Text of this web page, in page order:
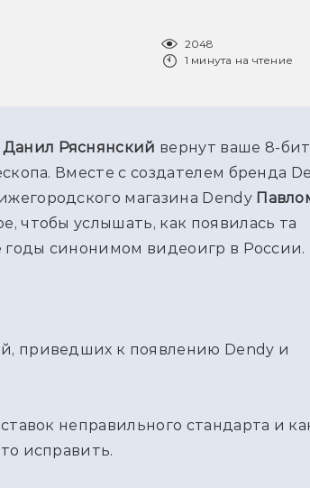
2048
1 минута на чтение
Данил Ряснянский вернут ваше 8-
магазина Dendy
чтобы услышать, как появилась та
годы синонимом видеоигр в России.
приведших к появлению Dendy и
неправильного стандарта и
исправить.